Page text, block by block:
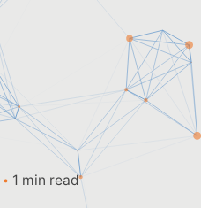
1 min read